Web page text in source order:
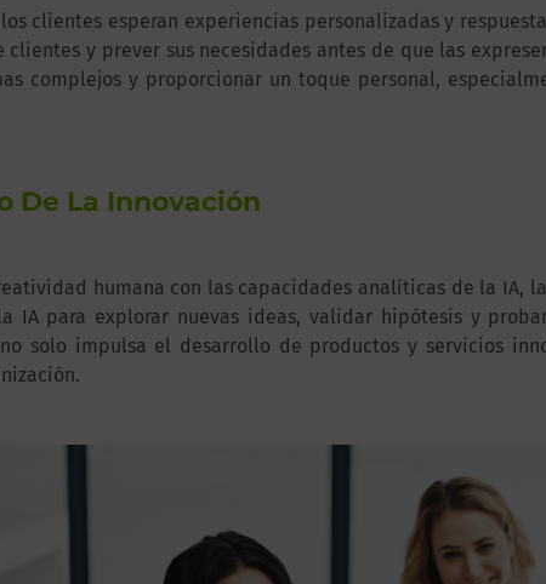
clientes esperan experiencias personalizadas y
clientes y prever sus necesidades antes de que las
complejos y proporcionar un toque personal,
De La Innovación
humana con las capacidades analíticas de la IA,
IA para explorar nuevas ideas, validar hipótesis y
solo impulsa el desarrollo de productos y servicios